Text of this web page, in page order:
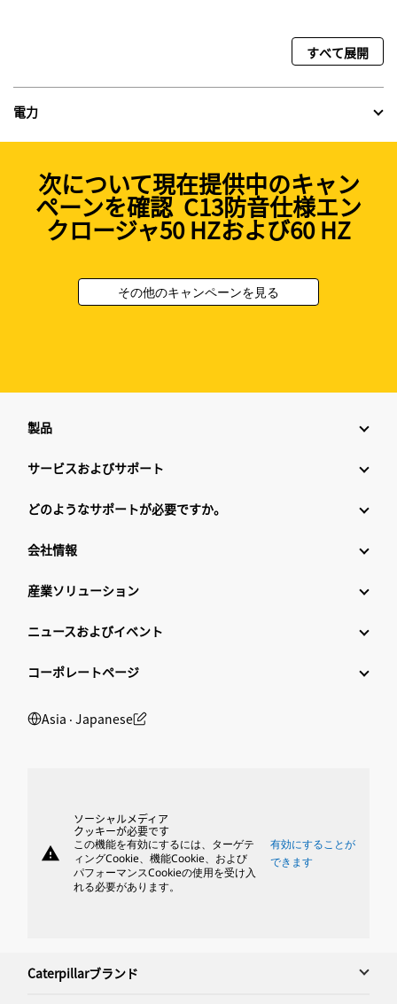
すべて展開
電力
次について現在提供中のキャン
ペーンを確認 C13防音仕様エン
クロージャ50 HZおよび60 HZ
その他のキャンペーンを見る
製品
サービスおよびサポート
どのようなサポートが必要ですか。
会社情報
産業ソリューション
ニュースおよびイベント
コーポレートページ
Asia ‧ Japanese
warning
ソーシャルメディア
クッキーが必要です
この機能を有効にするには、ターゲテ
ィングCookie、機能Cookie、および
パフォーマンスCookieの使用を受け入
れる必要があります。
有効にすることが
できます
Caterpillarブランド